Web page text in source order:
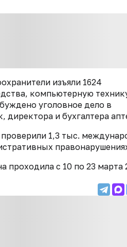
изъяли 1624
компьютерную
уголовное дело в
и бухгалтера
1,3 тыс.
проходила с 10 по 23 марта